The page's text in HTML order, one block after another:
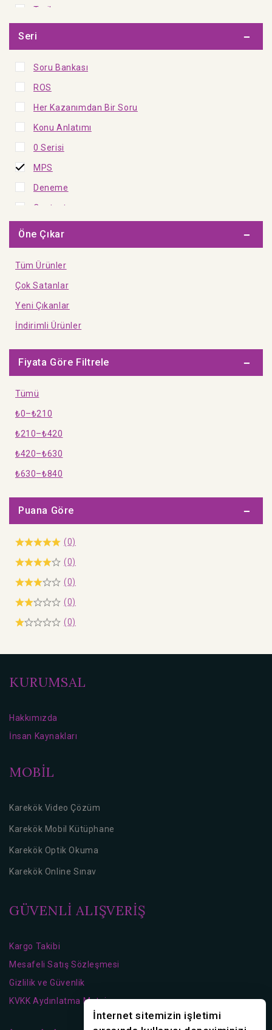
Tarih
Coğrafya
Felsefe Grubu
Fen Bilimleri
Sosyal Bilgiler
İngilizce
Din Kültürü ve Ahlak Bilgisi
Tüm Dersler
İngilizce Matematik
Fransızca Matematik
Seri
Soru Bankası
ROS
Her Kazanımdan Bir Soru
Konu Anlatımı
0 Serisi
MPS
Deneme
Ceptest
Yaprak Test
Dizinli Temel Bilgiler
Olimpiyat Kitapları
Terimler Sözlüğü
Öne Çıkar
Tüm Ürünler
Çok Satanlar
Yeni Çıkanlar
İndirimli Ürünler
Fiyata Göre Filtrele
Tümü
₺0–₺210
₺210–₺420
₺420–₺630
₺630–₺840
Puana Göre
(0)
(0)
(0)
(0)
(0)
KURUMSAL
Hakkımızda
İnsan Kaynakları
MOBİL
Karekök Video Çözüm
Karekök Mobil Kütüphane
Karekök Optik Okuma
Karekök Online Sınav
GÜVENLİ ALIŞVERİŞ
Kargo Takibi
Mesafeli Satış Sözleşmesi
Gizlilik ve Güvenlik
KVKK Aydınlatma Metni
İnternet sitemizin işletimi